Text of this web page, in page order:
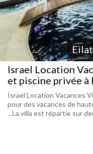
Eilat
Israel Location
et piscine privée à
Israel Location Vacances
pour des vacances de
.. La villa est répartie sur